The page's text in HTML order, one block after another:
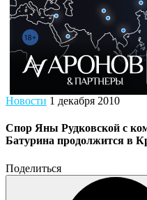
Новости 1 декабря 2010
Спор Яны Рудковской с
Батурина продолжится в
Поделиться